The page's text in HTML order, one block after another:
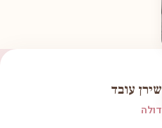
שירן עובד
דולה